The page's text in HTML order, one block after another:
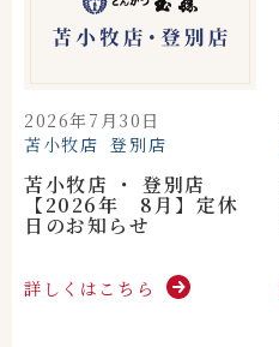
2026年7月30日
苫小牧店 登別店
苫小牧店 ・ 登別店
【2026年 8月】定休
日のお知らせ
詳しくはこちら